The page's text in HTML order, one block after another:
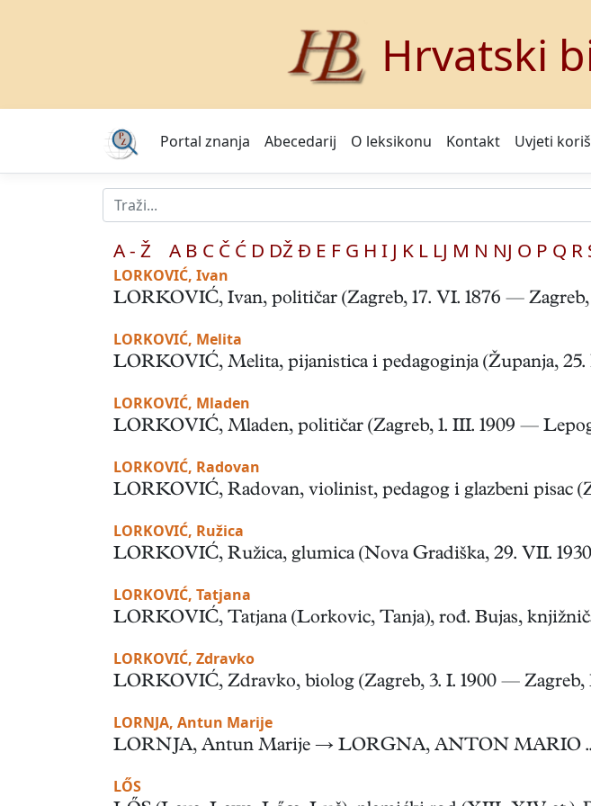
Hrvatski
Portal znanja Abecedarij O leksikonu Kontakt Uvjeti
A - Ž A B C Č Ć D DŽ Đ E F G H I J K L LJ M N NJ O P Q R
LORKOVIĆ, Ivan
LORKOVIĆ, Ivan, političar (Zagreb, 17. VI. 1876 — Zagreb,
LORKOVIĆ, Melita
LORKOVIĆ, Melita, pijanistica i pedagoginja (Županja, 25.
LORKOVIĆ, Mladen
LORKOVIĆ, Mladen, političar (Zagreb, 1. III. 1909 —
LORKOVIĆ, Radovan
LORKOVIĆ, Radovan, violinist, pedagog i glazbeni pisac
LORKOVIĆ, Ružica
LORKOVIĆ, Ružica, glumica (Nova Gradiška, 29. VII.
LORKOVIĆ, Tatjana
LORKOVIĆ, Tatjana (Lorkovic, Tanja), rođ. Bujas,
LORKOVIĆ, Zdravko
LORKOVIĆ, Zdravko, biolog (Zagreb, 3. I. 1900 — Zagreb,
LORNJA, Antun Marije
LORNJA, Antun Marije → LORGNA, ANTON MARIO
LŐS